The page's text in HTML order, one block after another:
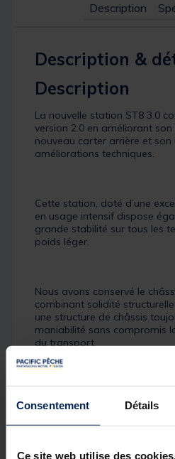
Consentement Détails
Ce site web utilise des cookies.
Description
Description &
Description
La nouvelle station ST8 3.0
version 2.0 en améliorant
nouveau carter arrière et
améliorations techniques.
Cette station, doté d’une
en usage intensif dispose
grande stabilité sur tous les
poids léger.
Nous avons conservé le
combinant solidité
une structure de châssis
maniabilité sans compromis
du transport.
dispose désormais de 6
permettant de venir y